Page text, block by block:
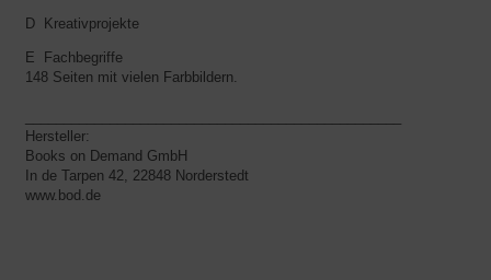
D Kreativprojekte
E Fachbegriffe
148 Seiten mit vielen Farbbildern.
Hersteller:
Books on Demand GmbH
In de Tarpen 42, 22848 Norderstedt
www.bod.de